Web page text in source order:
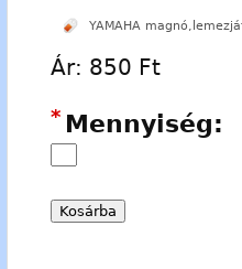
YAMAHA
Ár: 850 Ft
Mennyiség:
*